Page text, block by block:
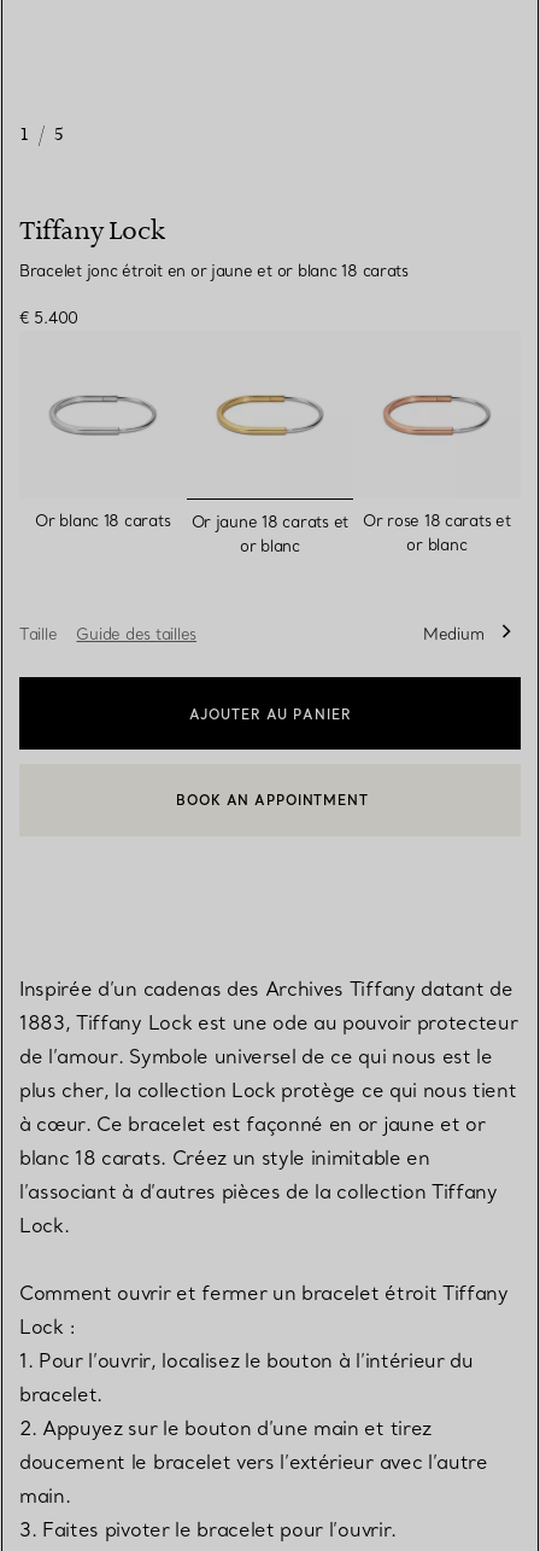
1 / 5
Tiffany Lock
Bracelet jonc étroit en or jaune et or blanc 18 carats
€ 5.400
Or blanc 18 carats sélectionnés
Or jaune 18 carats et
or blanc
Or rose 18 carats et
or blanc
Taille Guide des tailles Medium
AJOUTER AU PANIER
CONTACTER UN CONSEILLER CLIENT OU PRENDRE RENDEZ-
BOOK AN APPOINTMENT
Inspirée d’un cadenas des Archives Tiffany datant de
1883, Tiffany Lock est une ode au pouvoir protecteur
de l’amour. Symbole universel de ce qui nous est le
plus cher, la collection Lock protège ce qui nous tient
à cœur. Ce bracelet est façonné en or jaune et or
blanc 18 carats. Créez un style inimitable en
l’associant à d’autres pièces de la collection Tiffany
Lock.
Comment ouvrir et fermer un bracelet étroit Tiffany
Lock :
1. Pour l’ouvrir, localisez le bouton à l’intérieur du
bracelet.
2. Appuyez sur le bouton d’une main et tirez
doucement le bracelet vers l’extérieur avec l’autre
main.
3. Faites pivoter le bracelet pour l’ouvrir.